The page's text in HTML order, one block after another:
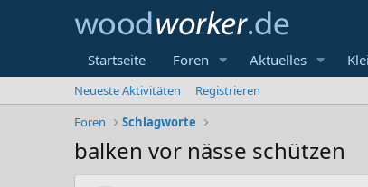
Startseite Foren Aktuelles
Neueste Aktivitäten
Registrieren
Foren
Schlagworte
balken vor nässe schützen